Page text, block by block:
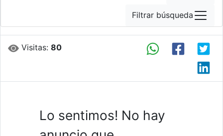
Visitas:80
Lo sentimos! No hay
Filtrar búsqueda